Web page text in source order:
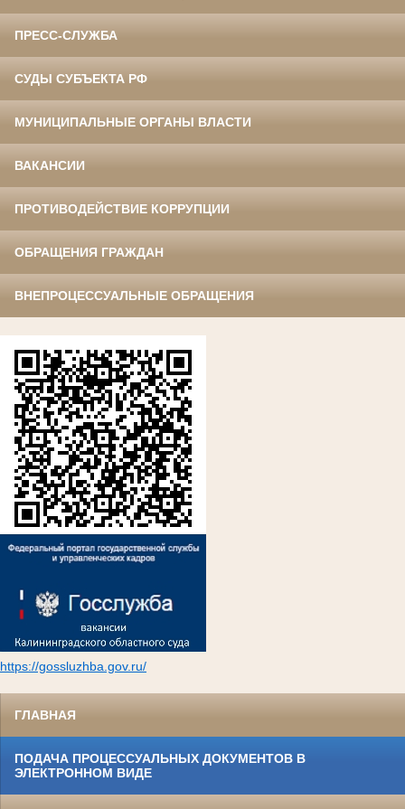
ПРЕСС-СЛУЖБА
СУДЫ СУБЪЕКТА РФ
МУНИЦИПАЛЬНЫЕ ОРГАНЫ ВЛАСТИ
ВАКАНСИИ
ПРОТИВОДЕЙСТВИЕ КОРРУПЦИИ
ОБРАЩЕНИЯ ГРАЖДАН
ВНЕПРОЦЕССУАЛЬНЫЕ ОБРАЩЕНИЯ
https://gossluzhba.gov.ru/
ГЛАВНАЯ
ПОДАЧА ПРОЦЕССУАЛЬНЫХ ДОКУМЕНТОВ В
ЭЛЕКТРОННОМ ВИДЕ